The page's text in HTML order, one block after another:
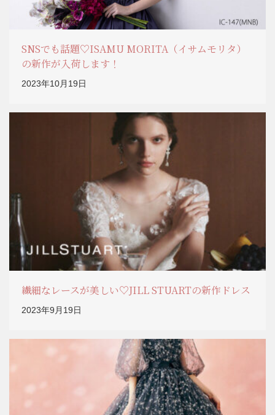
SNSでも話題♡ISAMU MORITA（イサムモリタ）
の新作が入荷します！
2023年10月19日
繊細なレースが美しい♡JILL STUARTの新作ドレス
2023年9月19日